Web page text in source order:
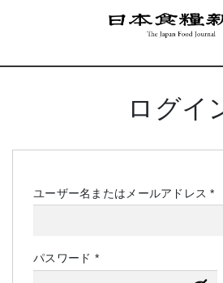
ログイ
ユーザー名またはメールアドレス*必
パスワード *必
須